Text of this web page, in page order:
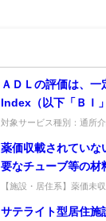
ＡＤＬの評価は、
Index（以下「ＢＩ
定の研修」とはなに
対象サービス種別：通所
薬価収載されていな
要なチューブ等の材
とは可能か。
【施設・居住系】薬価未
サテライト型居住施